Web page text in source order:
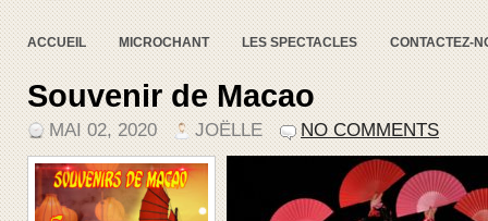
ACCUEIL MICROCHANT LES SPECTACLES CONTACTEZ-
Souvenir de Macao
MAI 02, 2020 JOËLLE NO COMMENTS